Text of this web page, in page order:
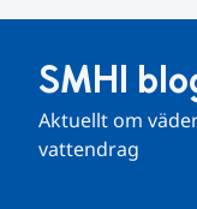
SMHI
Aktuellt om
vattendrag